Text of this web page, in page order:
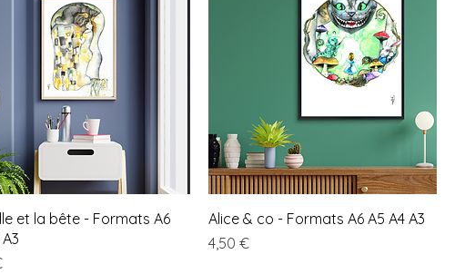
et la bête - Formats A6
Alice & co - Formats A6 A5 A4 A3
Prix
4,50 €